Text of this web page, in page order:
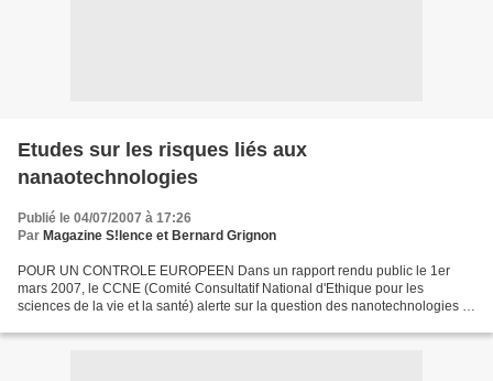
Etudes sur les risques liés aux
nanaotechnologies
Publié le 04/07/2007 à 17:26
Par Magazine S!lence et Bernard Grignon
POUR UN CONTROLE EUROPEEN Dans un rapport rendu public le 1er
mars 2007, le CCNE (Comité Consultatif National d'Ethique pour les
sciences de la vie et la santé) alerte sur la question des nanotechnologies :